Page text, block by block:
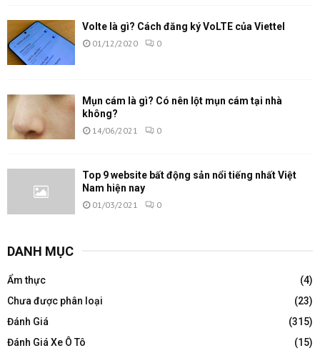
Volte là gì? Cách đăng ký VoLTE của Viettel
01/12/2020 0
Mụn cám là gì? Có nên lột mụn cám tại nhà
không?
14/06/2021 0
Top 9 website bất động sản nổi tiếng nhất Việt
Nam hiện nay
01/03/2021 0
DANH MỤC
Ẩm thực
(4)
Chưa được phân loại
(23)
Đánh Giá
(315)
Đánh Giá Xe Ô Tô
(15)